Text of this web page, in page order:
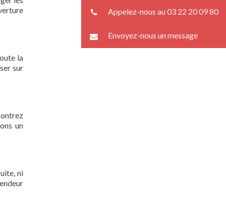
la
sur
un
ni
Appelez-nous au 03 22 20 09 80
Envoyez-nous un message